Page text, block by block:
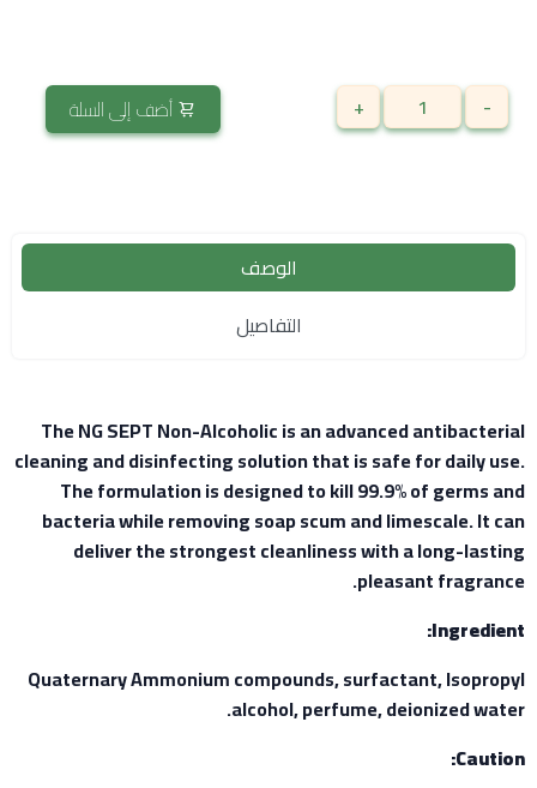
-
+ أضف إلى السلة
الوصف
التفاصيل
The NG SEPT Non-Alcoholic is an advanced antibacterial
cleaning and disinfecting solution that is safe for daily use.
The formulation is designed to kill 99.9% of germs and
bacteria while removing soap scum and limescale. It can
deliver the strongest cleanliness with a long-lasting
pleasant fragrance.
Ingredient:
Quaternary Ammonium compounds, surfactant, Isopropyl
alcohol, perfume, deionized water.
Caution: